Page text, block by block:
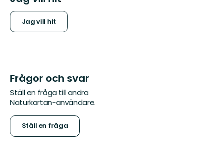
Jag vill hit
Frågor och svar
Ställ en fråga till andra
Naturkartan-användare.
Ställ en fråga